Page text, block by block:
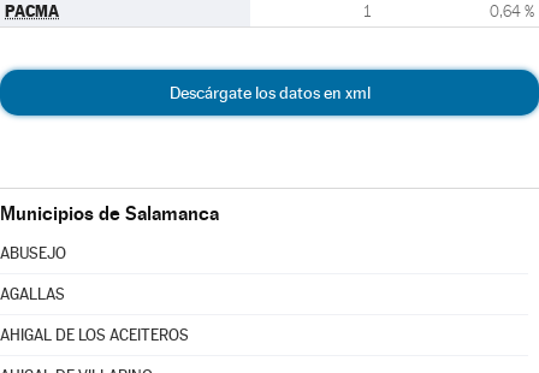
PACMA 1 0,64 %
Descárgate los datos en xml
Municipios de Salamanca
ABUSEJO
AGALLAS
AHIGAL DE LOS ACEITEROS